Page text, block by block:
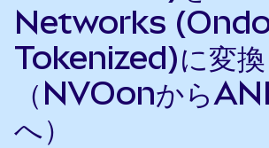
Networks
Tokenized)に変換
（NVOonから
へ）